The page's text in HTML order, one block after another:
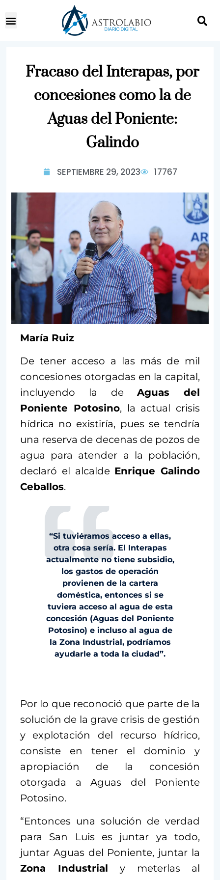
Fracaso del Interapas, por
concesiones como la de
Aguas del Poniente:
Galindo
SEPTIEMBRE 29, 2023 17767
María Ruiz
De tener acceso a las más de mil
concesiones otorgadas en la capital,
incluyendo la deAguas del
Poniente Potosino, la actual crisis
hídrica no existiría, pues se tendría
una reserva de decenas de pozos de
agua para atender a la población,
declaró el alcalde Enrique Galindo
Ceballos.
“Si tuviéramos acceso a ellas,
otra cosa sería. El Interapas
actualmente no tiene subsidio,
los gastos de operación
provienen de la cartera
doméstica, entonces si se
tuviera acceso al agua de esta
concesión (Aguas del Poniente
Potosino) e incluso al agua de
la Zona Industrial, podríamos
ayudarle a toda la ciudad”.
Por lo que reconoció que parte de la
solución de la grave crisis de gestión
y explotación del recurso hídrico,
consiste en tener el dominio y
apropiación de la concesión
otorgada a Aguas del Poniente
Potosino.
“Entonces una solución de verdad
para San Luis es juntar ya todo,
juntar Aguas del Poniente, juntar la
Zona Industrial y meterlas al